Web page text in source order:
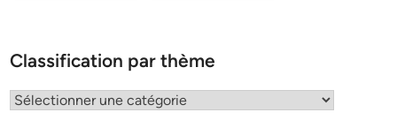
Classification par thème
Classification